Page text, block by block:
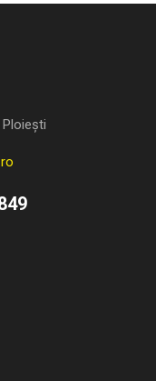
Ploiești